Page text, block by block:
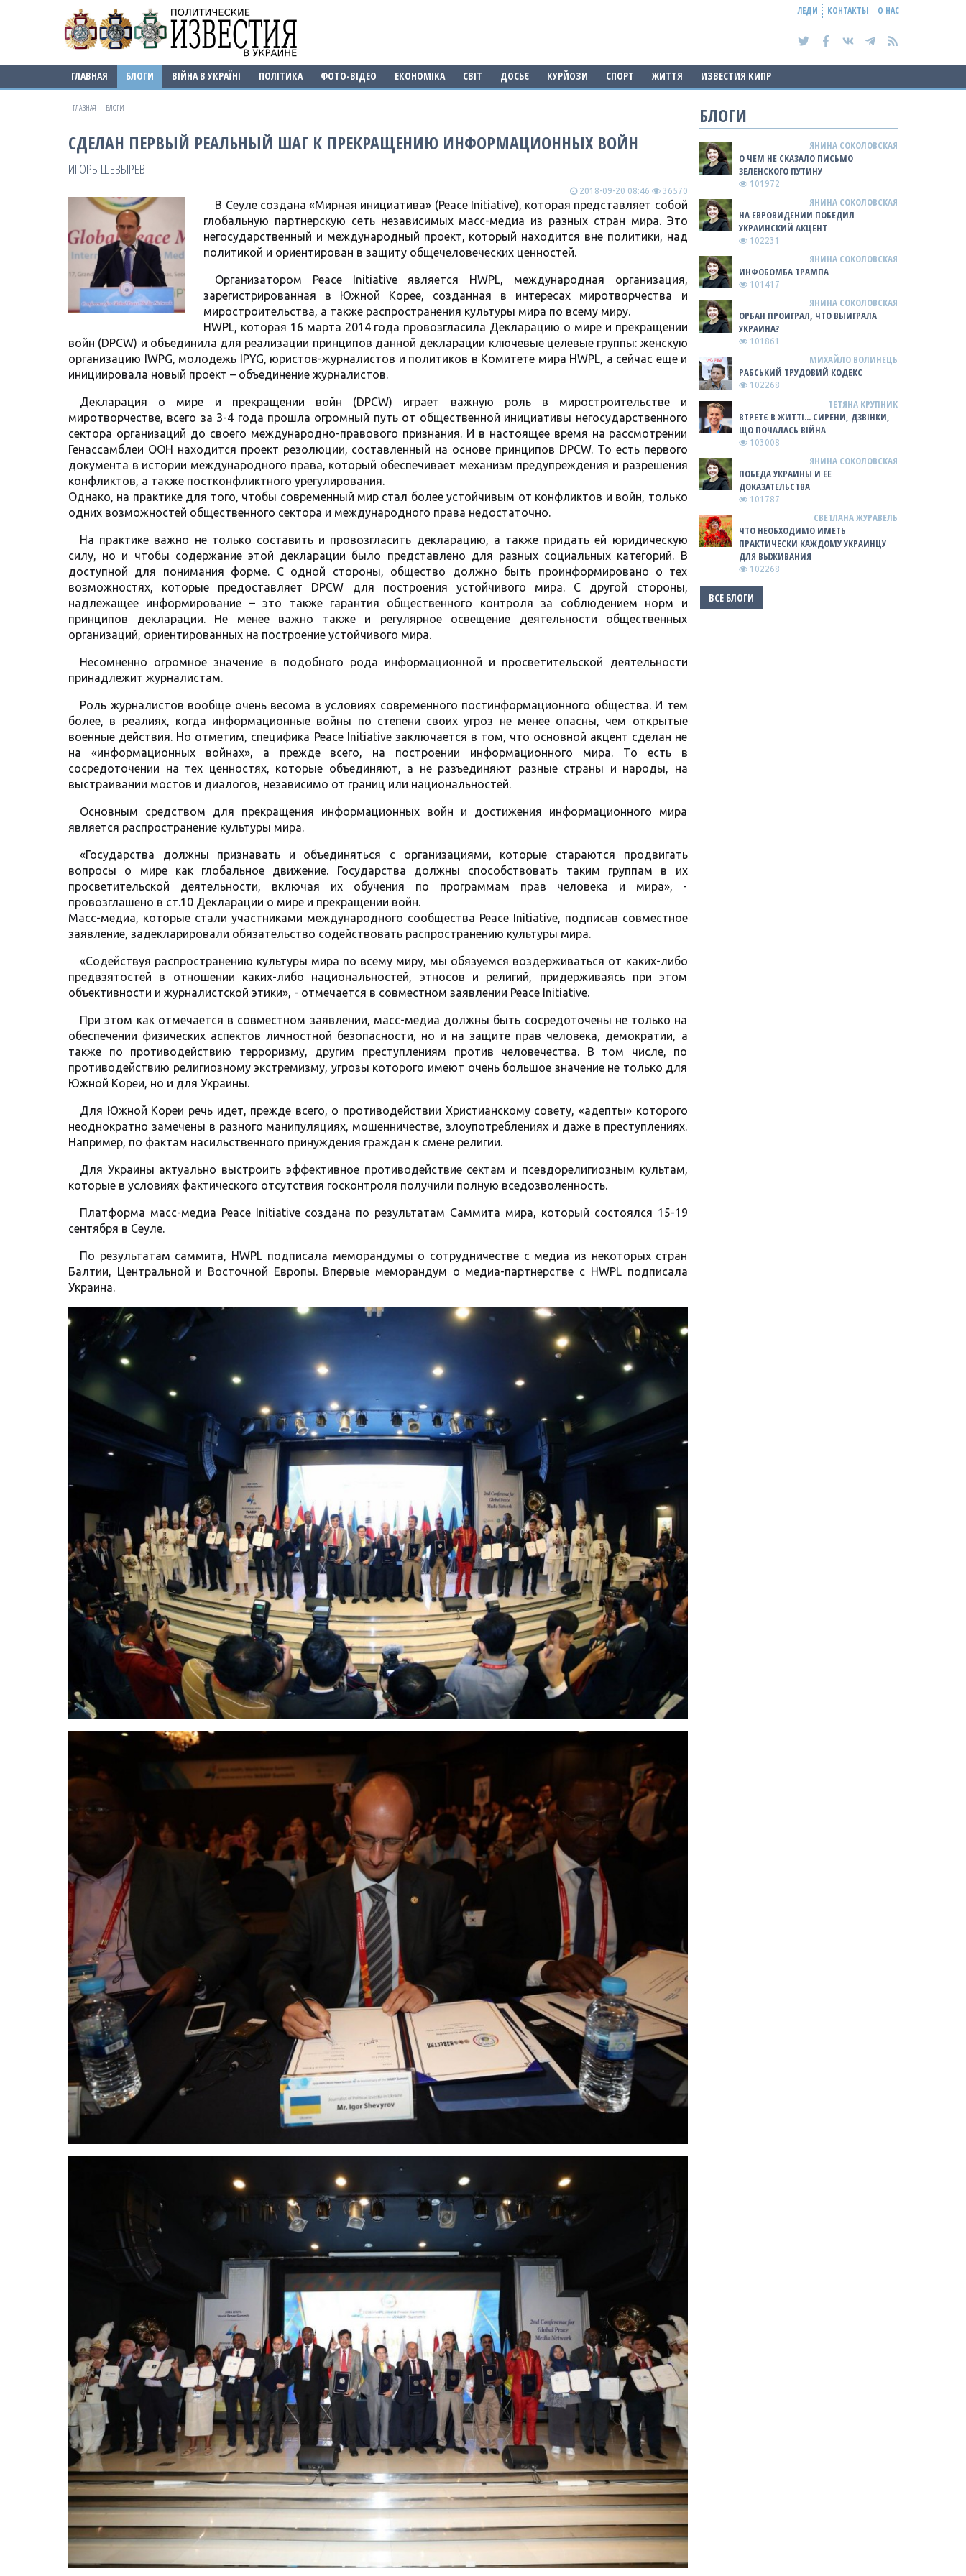
ЛЕДИ КОНТАКТЫ О НАС
ГЛАВНАЯ БЛОГИ ВІЙНА В УКРАЇНІ ПОЛІТИКА ФОТО-ВІДЕО ЕКОНОМІКА СВІТ ДОСЬЄ КУРЙОЗИ СПОРТ ЖИТТЯ ИЗВЕСТИЯ КИПР
ГЛАВНАЯ БЛОГИ
СДЕЛАН ПЕРВЫЙ РЕАЛЬНЫЙ ШАГ К ПРЕКРАЩЕНИЮ ИНФОРМАЦИОННЫХ ВОЙН
ИГОРЬ ШЕВЫРЕВ
2018-09-20 08:46 36570
В Сеуле создана «Мирная инициатива» (Peace Initiative), которая представляет собой
глобальную партнерскую сеть независимых масс-медиа из разных стран мира. Это
негосударственный и международный проект, который находится вне политики, над
политикой и ориентирован в защиту общечеловеческих ценностей.
Организатором Peace Initiative является HWPL, международная организация,
зарегистрированная в Южной Корее, созданная в интересах миротворчества и
миростроительства, а также распространения культуры мира по всему миру.
HWPL, которая 16 марта 2014 года провозгласила Декларацию о мире и прекращении
войн (DPCW) и объединила для реализации принципов данной декларации ключевые целевые группы: женскую
организацию IWPG, молодежь IPYG, юристов-журналистов и политиков в Комитете мира HWPL, а сейчас еще и
инициировала новый проект – объединение журналистов.
Декларация о мире и прекращении войн (DPCW) играет важную роль в миростроительстве и
миротворчестве, всего за 3-4 года прошла огромный путь от общественной инициативы негосударственного
сектора организаций до своего международно-правового признания. И в настоящее время на рассмотрении
Генассамблеи ООН находится проект резолюции, составленный на основе принципов DPCW. То есть первого
документа в истории международного права, который обеспечивает механизм предупреждения и разрешения
конфликтов, а также постконфликтного урегулирования.
Однако, на практике для того, чтобы современный мир стал более устойчивым от конфликтов и войн, только
одних возможностей общественного сектора и международного права недостаточно.
На практике важно не только составить и провозгласить декларацию, а также придать ей юридическую
силу, но и чтобы содержание этой декларации было представлено для разных социальных категорий. В
доступной для понимания форме. С одной стороны, общество должно быть проинформировано о тех
возможностях, которые предоставляет DPCW для построения устойчивого мира. С другой стороны,
надлежащее информирование – это также гарантия общественного контроля за соблюдением норм и
принципов декларации. Не менее важно также и регулярное освещение деятельности общественных
организаций, ориентированных на построение устойчивого мира.
Несомненно огромное значение в подобного рода информационной и просветительской деятельности
принадлежит журналистам.
Роль журналистов вообще очень весома в условиях современного постинформационного общества. И тем
более, в реалиях, когда информационные войны по степени своих угроз не менее опасны, чем открытые
военные действия. Но отметим, специфика Peace Initiative заключается в том, что основной акцент сделан не
на «информационных войнах», а прежде всего, на построении информационного мира. То есть в
сосредоточении на тех ценностях, которые объединяют, а не разъединяют разные страны и народы, на
выстраивании мостов и диалогов, независимо от границ или национальностей.
Основным средством для прекращения информационных войн и достижения информационного мира
является распространение культуры мира.
«Государства должны признавать и объединяться с организациями, которые стараются продвигать
вопросы о мире как глобальное движение. Государства должны способствовать таким группам в их
просветительской деятельности, включая их обучения по программам прав человека и мира», -
провозглашено в ст.10 Декларации о мире и прекращении войн.
Масс-медиа, которые стали участниками международного сообщества Peace Initiative, подписав совместное
заявление, задекларировали обязательство содействовать распространению культуры мира.
«Содействуя распространению культуры мира по всему миру, мы обязуемся воздерживаться от каких-либо
предвзятостей в отношении каких-либо национальностей, этносов и религий, придерживаясь при этом
объективности и журналистской этики», - отмечается в совместном заявлении Peace Initiative.
При этом как отмечается в совместном заявлении, масс-медиа должны быть сосредоточены не только на
обеспечении физических аспектов личностной безопасности, но и на защите прав человека, демократии, а
также по противодействию терроризму, другим преступлениям против человечества. В том числе, по
противодействию религиозному экстремизму, угрозы которого имеют очень большое значение не только для
Южной Кореи, но и для Украины.
Для Южной Кореи речь идет, прежде всего, о противодействии Христианскому совету, «адепты» которого
неоднократно замечены в разного манипуляциях, мошенничестве, злоупотреблениях и даже в преступлениях.
Например, по фактам насильственного принуждения граждан к смене религии.
Для Украины актуально выстроить эффективное противодействие сектам и псевдорелигиозным культам,
которые в условиях фактического отсутствия госконтроля получили полную вседозволенность.
Платформа масс-медиа Peace Initiative создана по результатам Саммита мира, который состоялся 15-19
сентября в Сеуле.
По результатам саммита, HWPL подписала меморандумы о сотрудничестве с медиа из некоторых стран
Балтии, Центральной и Восточной Европы. Впервые меморандум о медиа-партнерстве с HWPL подписала
Украина.
БЛОГИ
ЯНИНА СОКОЛОВСКАЯ
О ЧЕМ НЕ СКАЗАЛО ПИСЬМО
ЗЕЛЕНСКОГО ПУТИНУ
101972
ЯНИНА СОКОЛОВСКАЯ
НА ЕВРОВИДЕНИИ ПОБЕДИЛ
УКРАИНСКИЙ АКЦЕНТ
102231
ЯНИНА СОКОЛОВСКАЯ
ИНФОБОМБА ТРАМПА
101417
ЯНИНА СОКОЛОВСКАЯ
ОРБАН ПРОИГРАЛ, ЧТО ВЫИГРАЛА
УКРАИНА?
101861
МИХАЙЛО ВОЛИНЕЦЬ
РАБСЬКИЙ ТРУДОВИЙ КОДЕКС
102268
ТЕТЯНА КРУПНИК
ВТРЕТЄ В ЖИТТІ... СИРЕНИ, ДЗВІНКИ,
ЩО ПОЧАЛАСЬ ВІЙНА
103008
ЯНИНА СОКОЛОВСКАЯ
ПОБЕДА УКРАИНЫ И ЕЕ
ДОКАЗАТЕЛЬСТВА
101787
СВЕТЛАНА ЖУРАВЕЛЬ
ЧТО НЕОБХОДИМО ИМЕТЬ
ПРАКТИЧЕСКИ КАЖДОМУ УКРАИНЦУ
ДЛЯ ВЫЖИВАНИЯ
102268
ВСЕ БЛОГИ